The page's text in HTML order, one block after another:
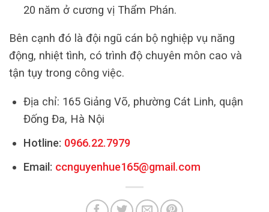
20 năm ở cương vị Thẩm Phán.
Bên cạnh đó là đội ngũ cán bộ nghiệp vụ năng
động, nhiệt tình, có trình độ chuyên môn cao và
tận tụy trong công việc.
Địa chỉ: 165 Giảng Võ, phường Cát Linh, quận
Đống Đa, Hà Nội
Hotline: 0966.22.7979
Email: ccnguyenhue165@gmail.com